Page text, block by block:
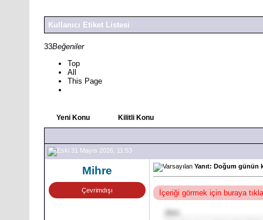
Kullanıcı Etiket Listesi
33Beğeniler
Top
All
This Page
Yeni Konu Kilitli Konu
31 Mayıs 2026, 11:53
Mihre
Çevrimdışı
Yanıt: Doğum günün
İçeriği görmek için buraya
Alıntı: